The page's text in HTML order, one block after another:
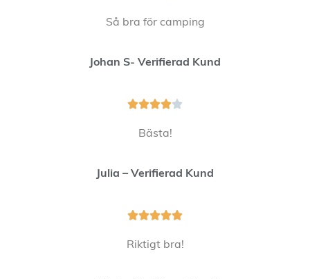
Så bra för camping
Johan S- Verifierad Kund

Bästa!
Julia – Verifierad Kund

Riktigt bra!